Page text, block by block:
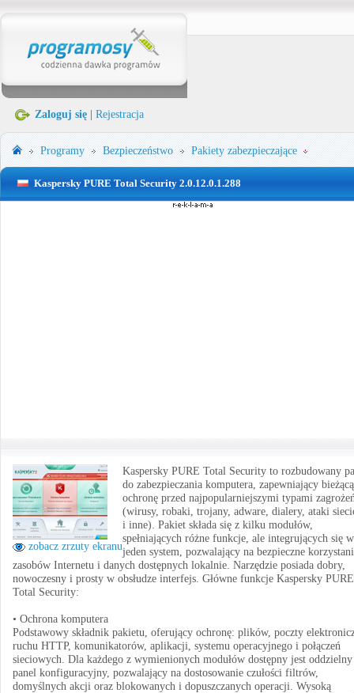
Zaloguj się Rejestracja
Programy Bezpieczeństwo Pakiety zabezpieczające
Kaspersky PURE Total Security 2.0.12.0.1.288
zobacz zrzuty ekranu
Kaspersky PURE Total Security to rozbudowany
do zabezpieczania komputera, zapewniający bieżącą
ochronę przed najpopularniejszymi typami
(wirusy, robaki, trojany, adware, dialery, ataki
i inne). Pakiet składa się z kilku modułów,
spełniających różne funkcje, ale integrujących się w
jeden system, pozwalający na bezpieczne
zasobów Internetu i danych dostępnych lokalnie. Narzędzie posiada dobry,
nowoczesny i prosty w obsłudze interfejs. Główne funkcje Kaspersky PURE
Total Security:
• Ochrona komputera
Podstawowy składnik pakietu, oferujący ochronę: plików, poczty
ruchu HTTP, komunikatorów, aplikacji, systemu operacyjnego i połączeń
sieciowych. Dla każdego z wymienionych modułów dostępny jest oddzielny
panel konfiguracyjny, pozwalający na dostosowanie czułości filtrów,
domyślnych akcji oraz blokowanych i dopuszczanych operacji. Wysoką